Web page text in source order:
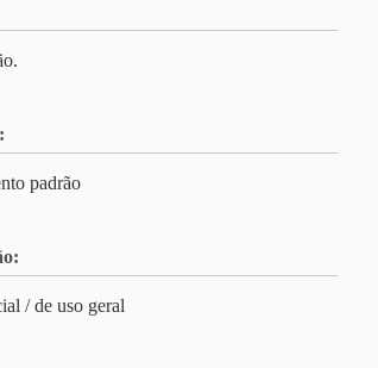
padrão
/ de uso geral